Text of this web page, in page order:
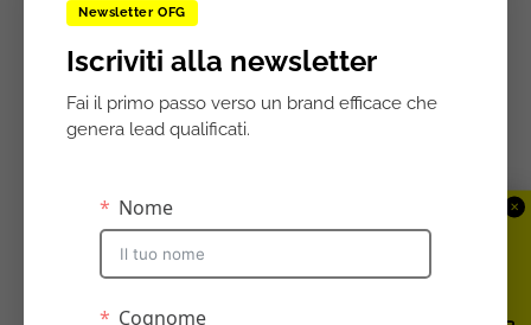
✕
Newsletter OFG
Iscriviti alla newsletter
Fai il primo passo verso un brand efficace che
genera lead qualificati.